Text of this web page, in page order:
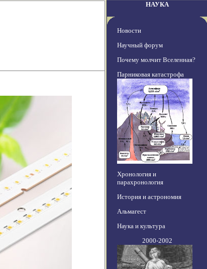
НАУКА
Новости
Научный форум
Почему молчит Вселенная?
Парниковая катастрофа
Хронология и
парахронология
История и астрономия
Альмагест
Наука и культура
2000-2002